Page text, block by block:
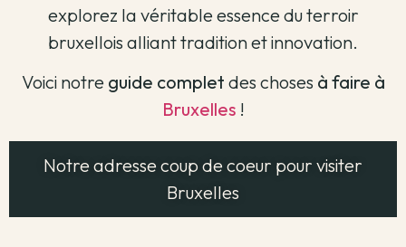
explorez la véritable essence du terroir
bruxellois alliant tradition et innovation.
Voici notre guide complet des choses à faire à
Bruxelles !
Notre adresse coup de coeur pour visiter
Bruxelles